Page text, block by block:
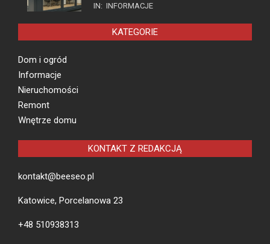
IN: INFORMACJE
KATEGORIE
Dom i ogród
Informacje
Nieruchomości
Remont
Wnętrze domu
KONTAKT Z REDAKCJĄ
kontakt@beeseo.pl
Katowice, Porcelanowa 23
+48 510938313